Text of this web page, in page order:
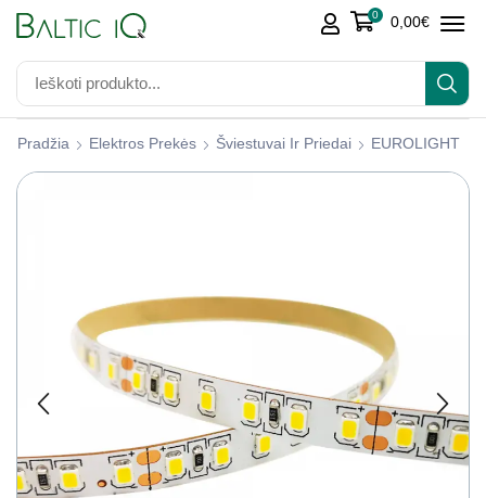
0 0,00€
Pradžia Elektros Prekės Šviestuvai Ir Priedai EUROLIGHT